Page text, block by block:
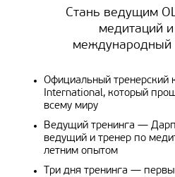
Стань ведущим
медитаций
международный
Официальный тренерский
International, который
всему миру
Ведущий тренинга —
ведущий и тренер по
летним опытом
Три дня тренинга —